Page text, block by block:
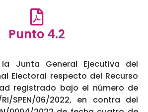
Punto 4.2
Junta General Ejecutiva del
Electoral respecto del Recurso
registrado bajo el número de
SPEN/06/2022, en contra del